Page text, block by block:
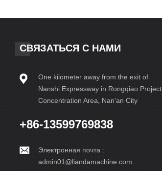
СВЯЗАТЬСЯ С НАМИ
One kilometer away from the exit of
Nanshi Expressway in Rongqiao Project
Concentration Area, Nan'an City
+86-13599769838
Электронная почта :
admin01@liandamachine.com